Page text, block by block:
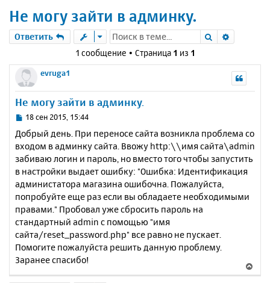
Не могу зайти в админку.
Ответить Поиск
1 сообщение • Страница 1 из 1
evruga1
Не могу зайти в админку.
С
о
б
щ
е
н
и
е
18 сен 2015, 15:44
Добрый день. При переносе сайта возникла проблема со
входом в админку сайта. Ввожу http:\\имя сайта\admin
забиваю логин и пароль, но вместо того чтобы запустить
в настройки выдает ошибку: "Ошибка: Идентификация
администатора магазина ошибочна. Пожалуйста,
попробуйте еще раз если вы обладаете необходимыми
правами." Пробовал уже сбросить пароль на
стандартный admin с помощью "имя
сайта/reset_password.php" все равно не пускает.
Помогите пожалуйста решить данную проблему.
Заранее спасибо!
е